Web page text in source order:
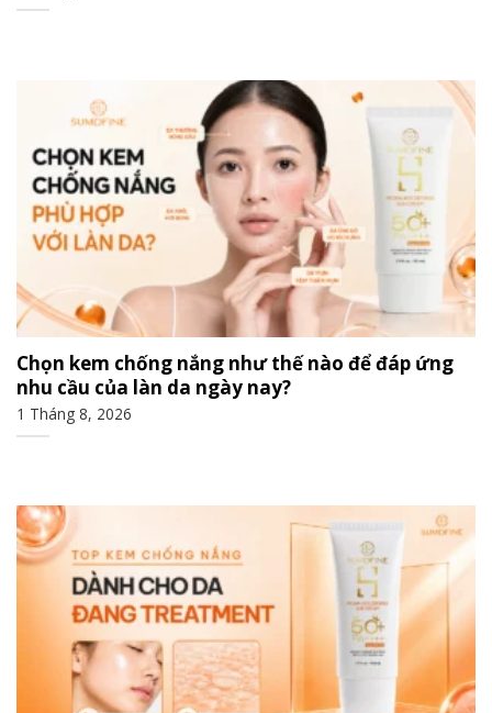
Chọn kem chống nắng như thế nào để đáp ứng
nhu cầu của làn da ngày nay?
1 Tháng 8, 2026